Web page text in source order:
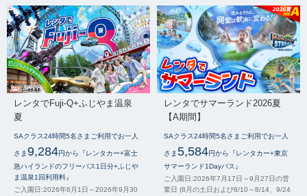
レンタでFuji-Q+ふじやま温泉
夏
SAクラス24時間5名さまご利用でお一人
さま9,284円から『レンタカー+富士
急ハイランドのフリーパス1日分+ふじや
ま温泉1回利用料』
ご入園日:2026年6月1日～2026年9月30
レンタでサマーランド2026夏
【A期間】
SAクラス24時間5名さまご利用でお一人
さま5,584円から『レンタカー+東京
サマーランド1Dayパス』
ご入園日:2026年7月17日～9月27日の営
業日 (8月の土日および8/10～8/14、9/24